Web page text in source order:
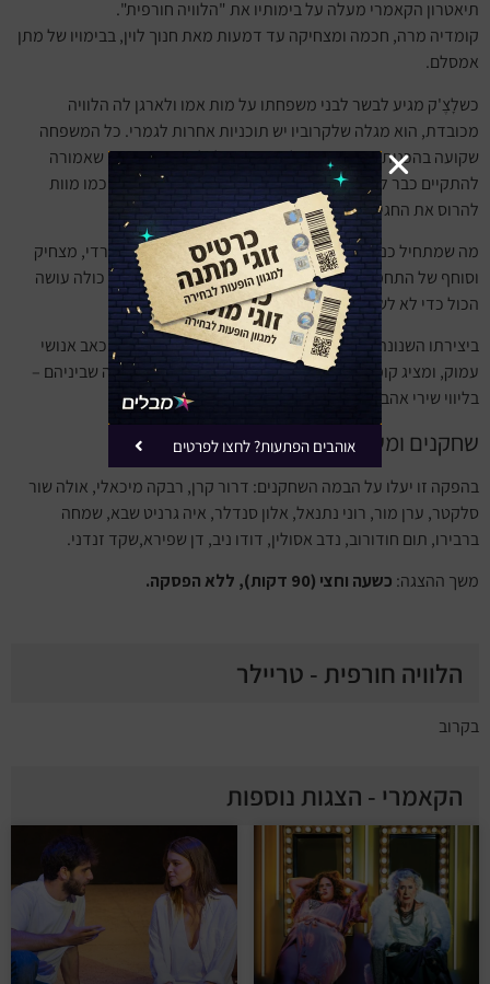
תיאטרון הקאמרי מעלה על בימותיו את "הלוויה חורפית".
קומדיה מרה, חכמה ומצחיקה עד דמעות מאת חנוך לוין, בבימויו של מתן
אמסלם.
כשלָצֶ'ק מגיע לבשר לבני משפחתו על מות אמו ולארגן לה הלוויה
מכובדת, הוא מגלה שלקרוביו יש תוכניות אחרות לגמרי. כל המשפחה
שקועה בהכנות הקדחתניות לחתונתה של וֶלוֶוצְיָה הצעירה, שאמורה
להתקיים כבר למחרת, ואף אחד לא מוכן לתת לאירוע קטן כמו מוות
להרוס את החגיגה.
מה שמתחיל כניסיון פשוט למסור בשורה הופך למסע אבסורדי, מצחיק
וסוחף של התחמקויות, תירוצים ומרדפים, כאשר המשפחה כולה עושה
הכול כדי לא לשמוע את מה שלצ'ק מנסה לומר.
ביצירתו השנונה והנוקבת משלב חנוך לוין הומור פרוע לצד כאב אנושי
עמוק, ומציג קומדיה בלתי נשכחת על החיים, המוות וכל מה שביניהם –
בליווי שירי אהבה יפהפיים שהפכו לקלאסיקה.
שחקנים ומשתתפים
בהפקה זו יעלו על הבמה השחקנים: דרור קרן, רבקה מיכאלי, אולה שור
סלקטר, ערן מור, רוני נתנאל, אלון סנדלר, איה גרניט שבא, שמחה
ברבירו, תום חודורוב, נדב אסולין, דודו ניב, דן שפירא,שקד זנדני.
משך ההצגה: כשעה וחצי (90 דקות), ללא הפסקה.
הלוויה חורפית - טריילר
בקרוב
הקאמרי - הצגות נוספות
אוהבים הפתעות? לחצו לפרטים